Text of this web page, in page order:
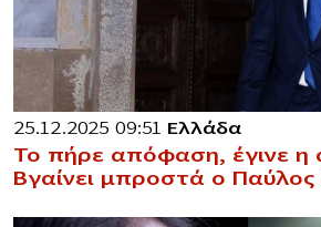
25.12.2025 09:51 Ελλάδα
Το πήρε απόφαση, έγινε η
Βγαίνει μπροστά ο Παύλος